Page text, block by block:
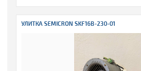
УЛИТКА SEMICRON SKF16B-230-01